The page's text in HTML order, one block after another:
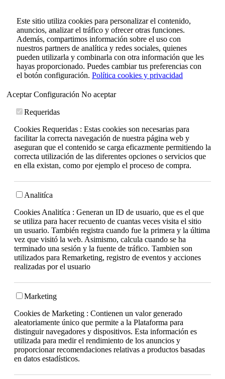
Este sitio utiliza cookies para personalizar el contenido,
anuncios, analizar el tráfico y ofrecer otras funciones.
Además, compartimos información sobre el uso con
nuestros partners de analítica y redes sociales, quienes
pueden utilizarla y combinarla con otra información que les
hayas proporcionado. Puedes cambiar tus preferencias con
el botón configuración. Política cookies y privacidad
AceptarConfiguración No aceptar
Requeridas
Cookies Requeridas : Estas cookies son necesarias para
facilitar la correcta navegación de nuestra página web y
aseguran que el contenido se carga eficazmente permitiendo la
correcta utilización de las diferentes opciones o servicios que
en ella existan, como por ejemplo el proceso de compra.
Analitíca
Cookies Analitíca : Generan un ID de usuario, que es el que
se utiliza para hacer recuento de cuantas veces visita el sitio
un usuario. También registra cuando fue la primera y la última
vez que visitó la web. Asimismo, calcula cuando se ha
terminado una sesión y la fuente de tráfico. Tambien son
utilizados para Remarketing, registro de eventos y acciones
realizadas por el usuario
Marketing
Cookies de Marketing : Contienen un valor generado
aleatoriamente único que permite a la Plataforma para
distinguir navegadores y dispositivos. Esta información es
utilizada para medir el rendimiento de los anuncios y
proporcionar recomendaciones relativas a productos basadas
en datos estadísticos.